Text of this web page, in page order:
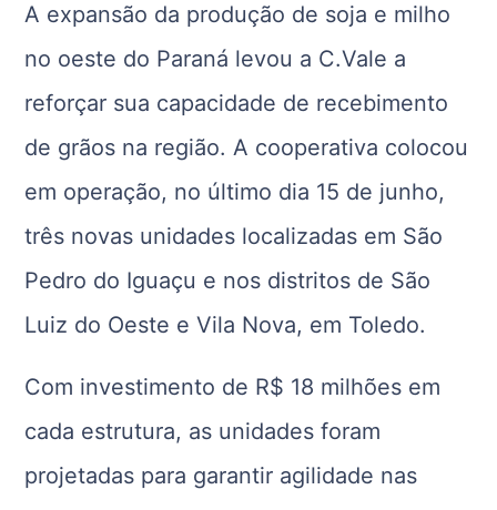
A expansão da produção de soja e milho
no oeste do Paraná levou a C.Vale a
reforçar sua capacidade de recebimento
de grãos na região. A cooperativa colocou
em operação, no último dia 15 de junho,
três novas unidades localizadas em São
Pedro do Iguaçu e nos distritos de São
Luiz do Oeste e Vila Nova, em Toledo.
Com investimento de R$ 18 milhões em
cada estrutura, as unidades foram
projetadas para garantir agilidade nas